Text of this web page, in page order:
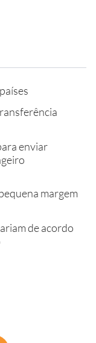
enviar
margem
de acordo